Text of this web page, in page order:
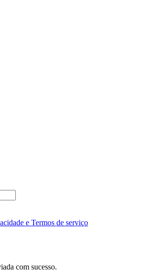
e Termos de serviço
com sucesso.